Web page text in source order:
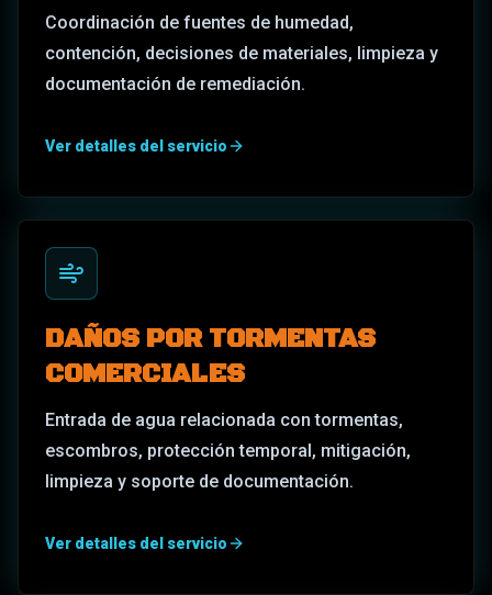
Coordinación de fuentes de humedad,
contención, decisiones de materiales, limpieza y
documentación de remediación.
Ver detalles del servicio
DAÑOS POR TORMENTAS
COMERCIALES
Entrada de agua relacionada con tormentas,
escombros, protección temporal, mitigación,
limpieza y soporte de documentación.
Ver detalles del servicio